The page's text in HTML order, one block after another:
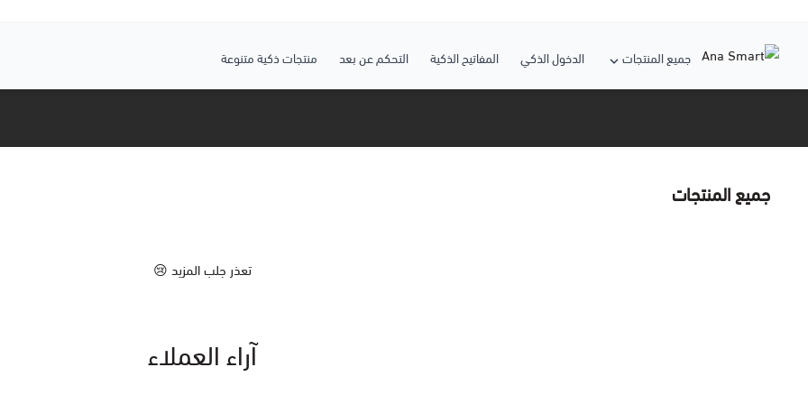
جميع المنتجات الدخول الذكي المفاتيح الذكية التحكم عن بعد منتجات ذكية متنوعة
جميع المنتجات
تعذر جلب المزيد 😢
آراء العملاء